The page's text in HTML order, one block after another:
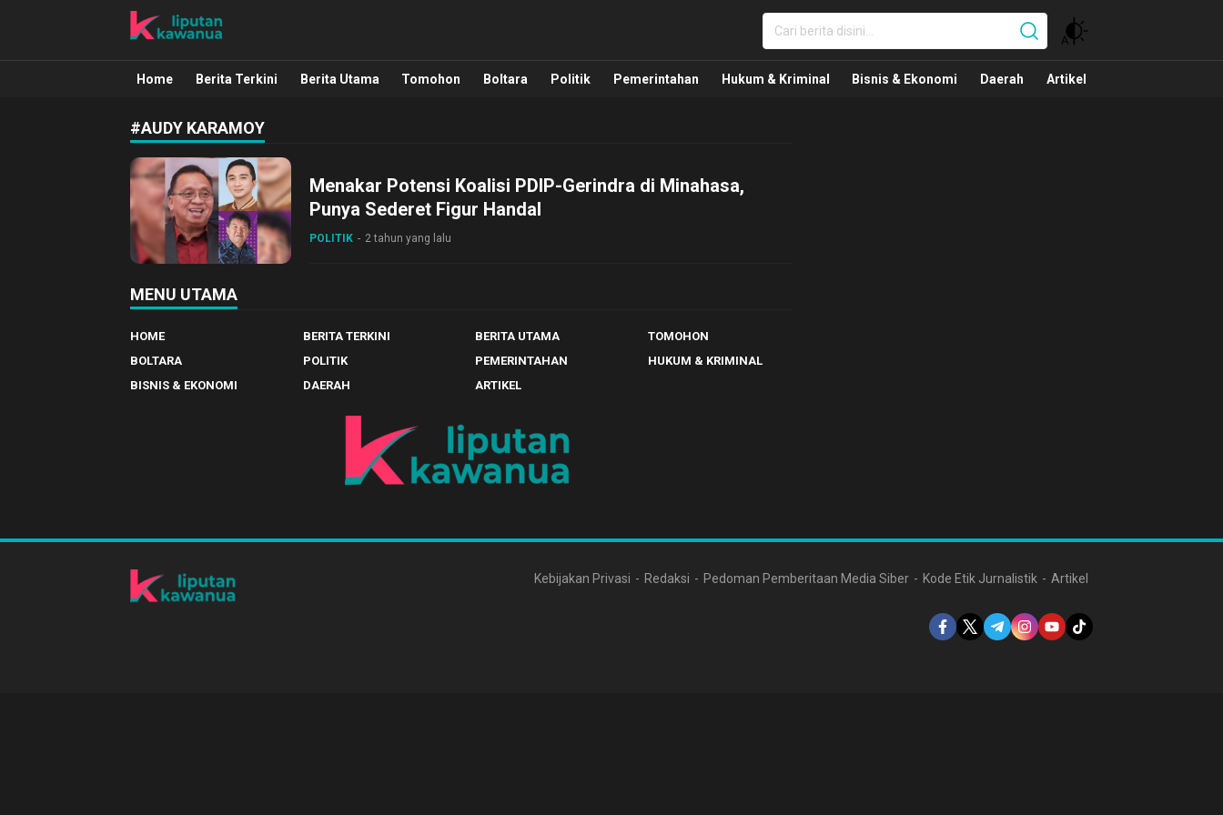
Liputan Kawanua
Berita Manado, Sulawesi Utara, Kawanua, Politik, Pemerintahan, Hukum Kriminal dan Nasional
Home Berita Terkini Berita Utama Tomohon Boltara Politik Pemerintahan Hukum & Kriminal Bisnis & Ekonomi Daerah Artikel
#AUDY KARAMOY
Menakar Potensi Koalisi PDIP-Gerindra di Minahasa,
Punya Sederet Figur Handal
POLITIK 2 tahun yang lalu
MENU UTAMA
HOME BERITA TERKINI BERITA UTAMA
TOMOHON
BOLTARA
POLITIK PEMERINTAHAN
HUKUM & KRIMINAL
BISNIS & EKONOMI
DAERAH ARTIKEL
Kebijakan Privasi Redaksi Pedoman Pemberitaan Media Siber Kode Etik Jurnalistik Artikel